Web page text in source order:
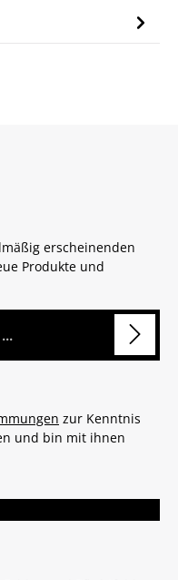
erscheinenden
Produkte und
zur Kenntnis
und bin mit ihnen